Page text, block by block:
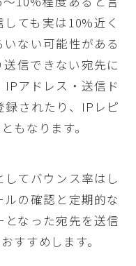
ても実は10%近く
ない可能性がある
信できない宛先に
アドレス・送信ド
されたり、IPレピ
もなります。
てバウンス率はし
の確認と定期的な
なった宛先を送信
すすめします。